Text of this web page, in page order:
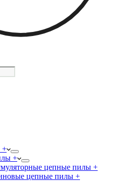
+
+
цепные пилы +
цепные пилы +